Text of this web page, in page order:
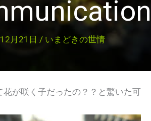
月21日 / いまどきの世情
花が咲く子だったの？？と驚いた可